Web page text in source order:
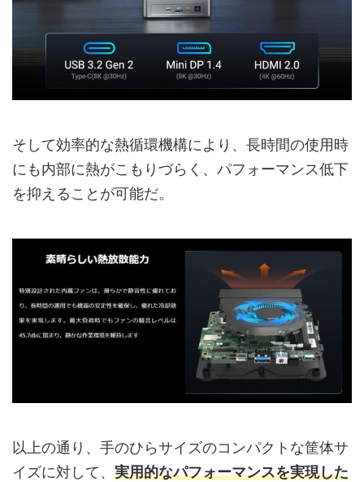
そして効率的な熱循環機構により、長時間の使用時
にも内部に熱がこもりづらく、パフォーマンス低下
を抑えることが可能だ。
以上の通り、手のひらサイズのコンパクトな筐体サ
イズに対して、 実用的なパフォーマンスを実現した